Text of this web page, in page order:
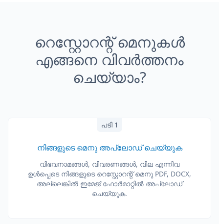
റെസ്റ്റോറന്റ് മെനുകൾ
എങ്ങനെ വിവർത്തനം
ചെയ്യാം?
പടി 1
നിങ്ങളുടെ മെനു അപ്‌ലോഡ് ചെയ്യുക
വിഭവനാമങ്ങൾ, വിവരണങ്ങൾ, വില എന്നിവ
ഉൾപ്പെടെ നിങ്ങളുടെ റെസ്റ്റോറന്റ് മെനു PDF, DOCX,
അല്ലെങ്കിൽ ഇമേജ് ഫോർമാറ്റിൽ അപ്‌ലോഡ്
ചെയ്യുക.